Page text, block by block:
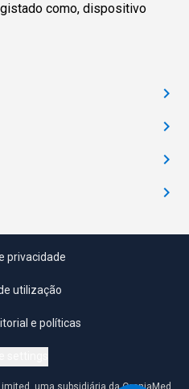
como, dispositivo
privacidade
utilização
e políticas
uma subsidiária da OmniaMed